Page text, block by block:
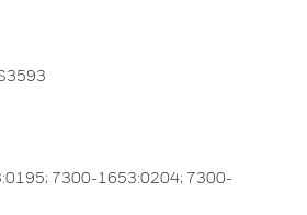
7300-1653:0204; 7300-